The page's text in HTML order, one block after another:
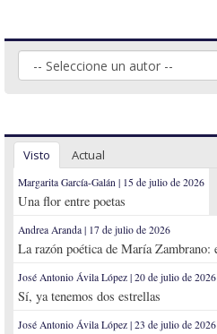
Visto Actual
Margarita García-Galán | 15 de julio de 2026
Una flor entre poetas
Andrea Aranda | 17 de julio de 2026
La razón poética de María
José Antonio Ávila López | 20 de julio de 2026
Sí, ya tenemos dos estrellas
José Antonio Ávila López | 23 de julio de 2026